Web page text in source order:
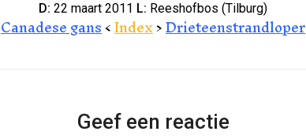
D: 22 maart 2011 L: Reeshofbos (Tilburg)
Canadese gans<Index>Drieteenstrandloper
Geef een reactie